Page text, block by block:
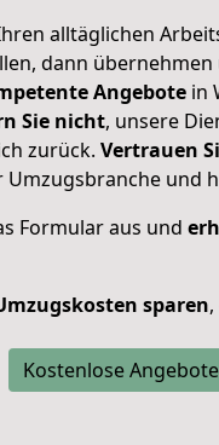
alltäglichen
dann
Angebote in
Sie nicht, unsere
zurück. Vertrauen
Umzugsbranche und
Formular aus und
sparen
Kostenlose